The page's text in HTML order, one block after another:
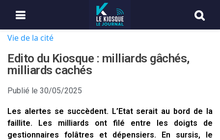
Vie de la cité
Edito du Kiosque : milliards gâchés,
milliards cachés
Publié le 30/05/2025
Les alertes se succèdent. L’Etat serait au bord de la
faillite. Les milliards ont filé entre les doigts de
gestionnaires folâtres et dépensiers. En sursis, le